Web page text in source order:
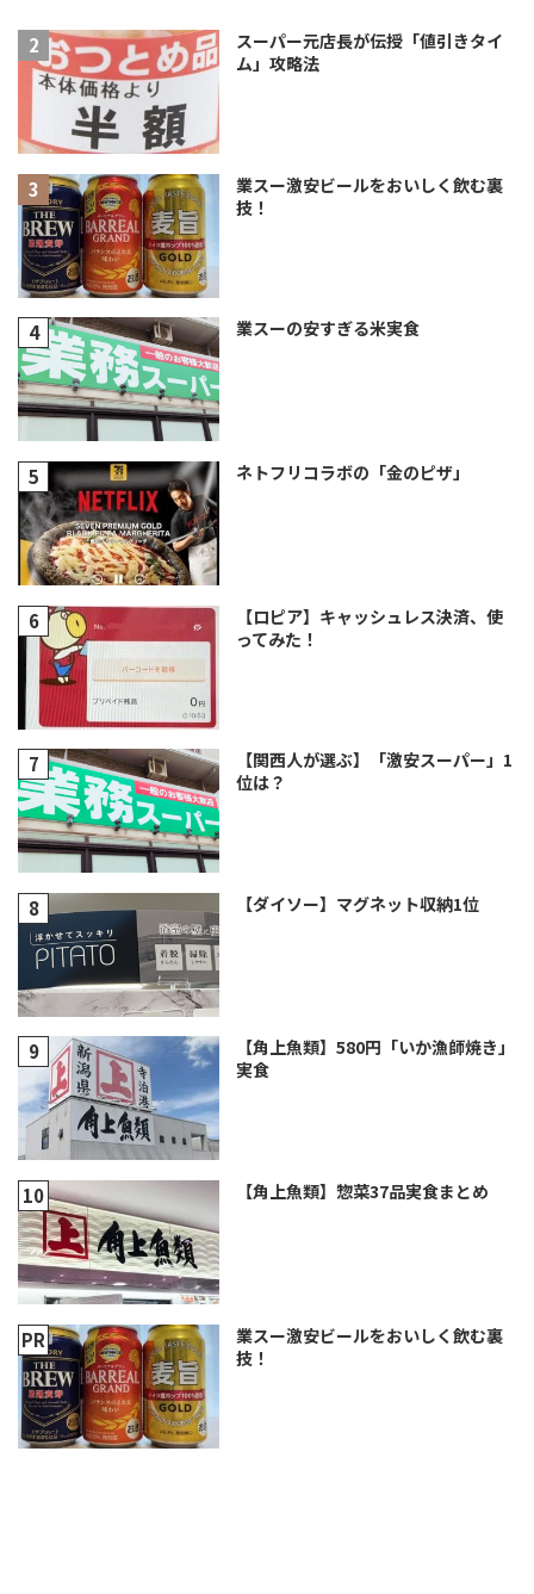
スーパー元店長が伝授「値引きタイ
ム」攻略法
業スー激安ビールをおいしく飲む裏
技！
業スーの安すぎる米実食
ネトフリコラボの「金のピザ」
【ロピア】キャッシュレス決済、使
ってみた！
【関西人が選ぶ】「激安スーパー」1
位は？
【ダイソー】マグネット収納1位
【角上魚類】580円「いか漁師焼き」
実食
【角上魚類】惣菜37品実食まとめ
業スー激安ビールをおいしく飲む裏
技！